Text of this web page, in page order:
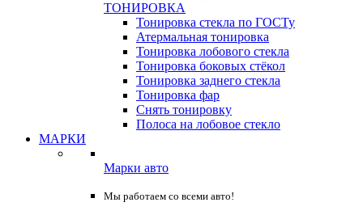
ТОНИРОВКА
Тонировка стекла по ГОСТу
Атермальная тонировка
Тонировка лобового стекла
Тонировка боковых стёкол
Тонировка заднего стекла
Тонировка фар
Снять тонировку
Полоса на лобовое стекло
МАРКИ
Марки авто
Мы работаем со всеми авто!